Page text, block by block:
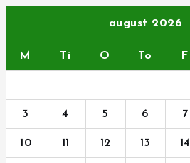
august 2026
M Ti O To F
3 4 5 6 7
10 11 12 13 14